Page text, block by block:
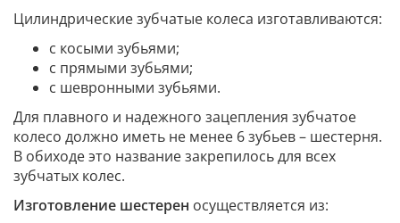
Цилиндрические зубчатые колеса изготавливаются:
с косыми зубьями;
с прямыми зубьями;
с шевронными зубьями.
Для плавного и надежного зацепления зубчатое
колесо должно иметь не менее 6 зубьев – шестерня.
В обиходе это название закрепилось для всех
зубчатых колес.
Изготовление шестерен осуществляется из: